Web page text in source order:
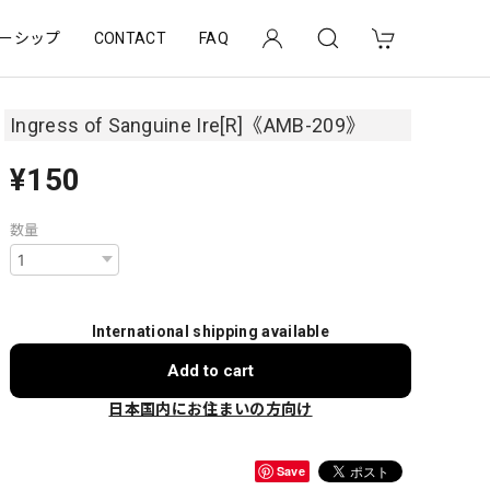
シップ CONTACT FAQ
Ingress of Sanguine Ire[R]《AMB-209》
¥150
数量
International shipping available
Add to cart
日本国内にお住まいの方向け
Save